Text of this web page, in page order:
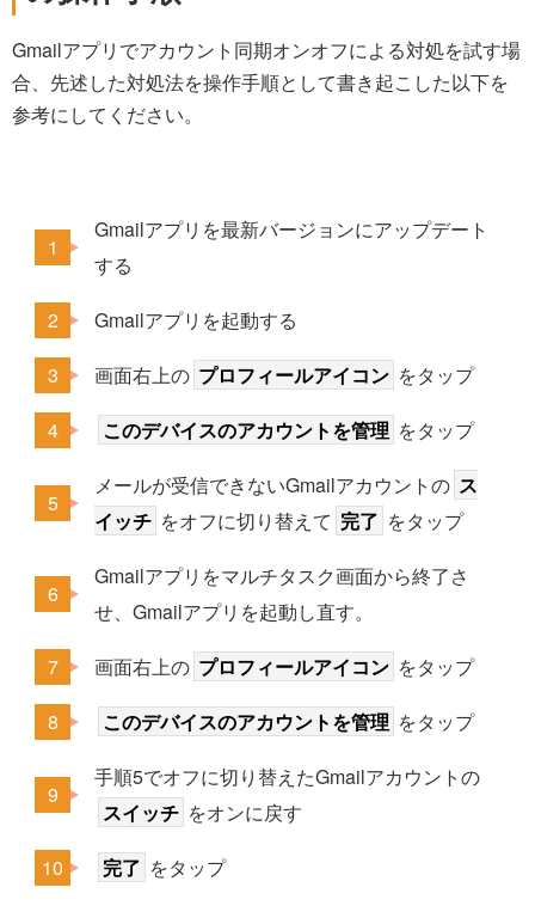
Gmailアプリでアカウント同期オンオフによる対処を試す場
合、先述した対処法を操作手順として書き起こした以下を
参考にしてください。
Gmailアプリを最新バージョンにアップデート
する
Gmailアプリを起動する
画面右上の プロフィールアイコン をタップ
このデバイスのアカウントを管理 をタップ
メールが受信できないGmailアカウントの ス
イッチ をオフに切り替えて 完了 をタップ
Gmailアプリをマルチタスク画面から終了さ
せ、Gmailアプリを起動し直す。
画面右上の プロフィールアイコン をタップ
このデバイスのアカウントを管理 をタップ
手順5でオフに切り替えたGmailアカウントの
スイッチ をオンに戻す
完了 をタップ